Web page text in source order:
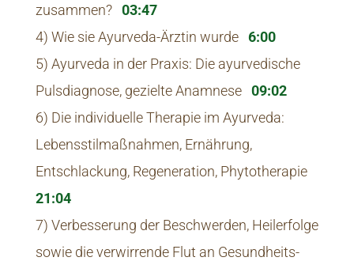
zusammen? 03:47
4) Wie sie Ayurveda-Ärztin wurde 6:00
5) Ayurveda in der Praxis: Die ayurvedische
Pulsdiagnose, gezielte Anamnese 09:02
6) Die individuelle Therapie im Ayurveda:
Lebensstilmaßnahmen, Ernährung,
Entschlackung, Regeneration, Phytotherapie
21:04
7) Verbesserung der Beschwerden, Heilerfolge
sowie die verwirrende Flut an Gesundheits-